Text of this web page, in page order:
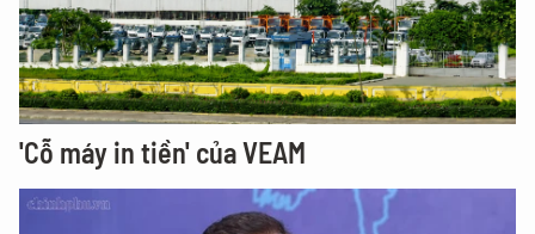
'Cỗ máy in tiền' của VEAM